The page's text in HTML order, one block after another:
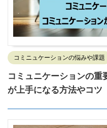
コミニュケーションの悩みや課題
コミュニケーションの重
が上手になる方法やコツ